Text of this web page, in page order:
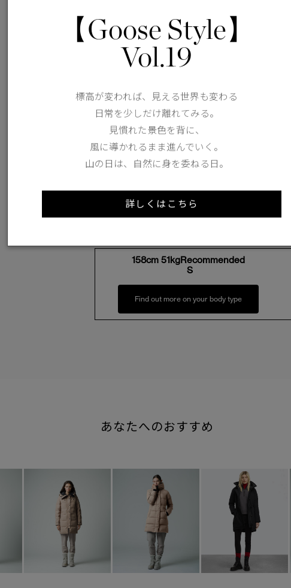
仕様が変更する場合がございます。
Length 85cm
Width 57cm
158cm 51kgRecommended
S
Find out more on your body type
あなたへのおすすめ
【Goose Style】
Vol.19
標高が変われば、見える世界も変わる
日常を少しだけ離れてみる。
見慣れた景色を背に、
風に導かれるまま進んでいく。
山の日は、自然に身を委ねる日。
詳しくはこちら